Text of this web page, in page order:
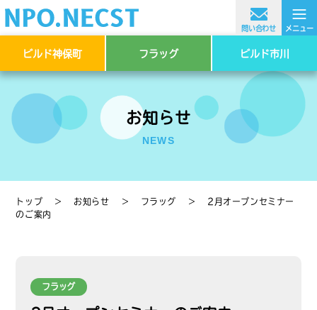
≡
メニュー
問い合わせ
ビルド神保町 フラッグ ビルド市川
お知らせ
NEWS
トップ ＞ お知らせ ＞ フラッグ ＞ 2月オープンセミナー
のご案内
フラッグ